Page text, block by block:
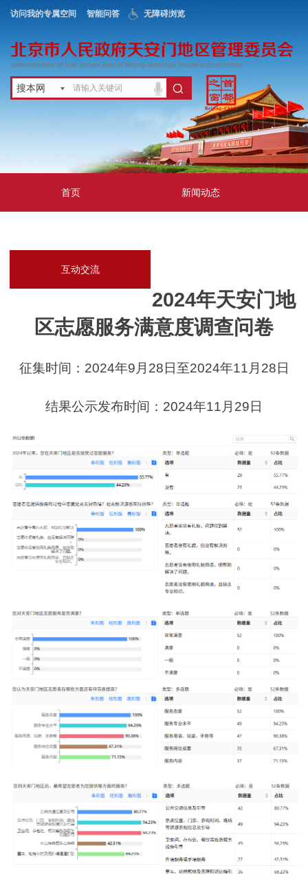
访问我的专属空间 智能问答 无障碍浏览
搜本网
首页 新闻动态
互动交流
2024年天安门地
区志愿服务满意度调查问卷
征集时间：2024年9月28日至2024年11月28日
结果公示发布时间：2024年11月29日